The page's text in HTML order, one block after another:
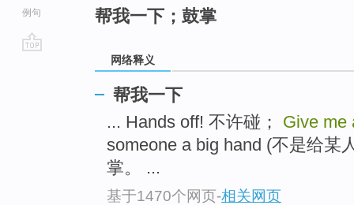
例句
帮我一下；鼓掌
网络释义
帮我一下
... Hands off! 不许碰； Give
someone a big hand (不是给某
掌。 ...
基于1470个网页-相关网页